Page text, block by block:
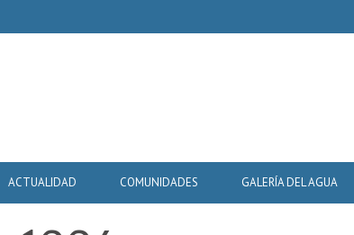
ACTUALIDAD COMUNIDADES GALERÍA DEL AGUA